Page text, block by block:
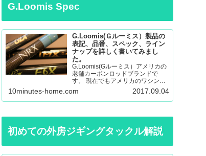
G.Loomis Spec
G.Loomis(Ｇルーミス）製品の
表記、品番、スペック、ライン
ナップを詳しく書いてみまし
た。
G.Loomis(Gルーミス）アメリカの
老舗カーボンロッドブランドで
す。 現在でもアメリカのワシント
ン州の工場で生産されているmade
in ＵＳＡのロッドになります。 フ
ライロッド、バスロッド、、サー
ウォール…
10minutes-home.com 2017.09.04
初めての外房ジギングタックル解説